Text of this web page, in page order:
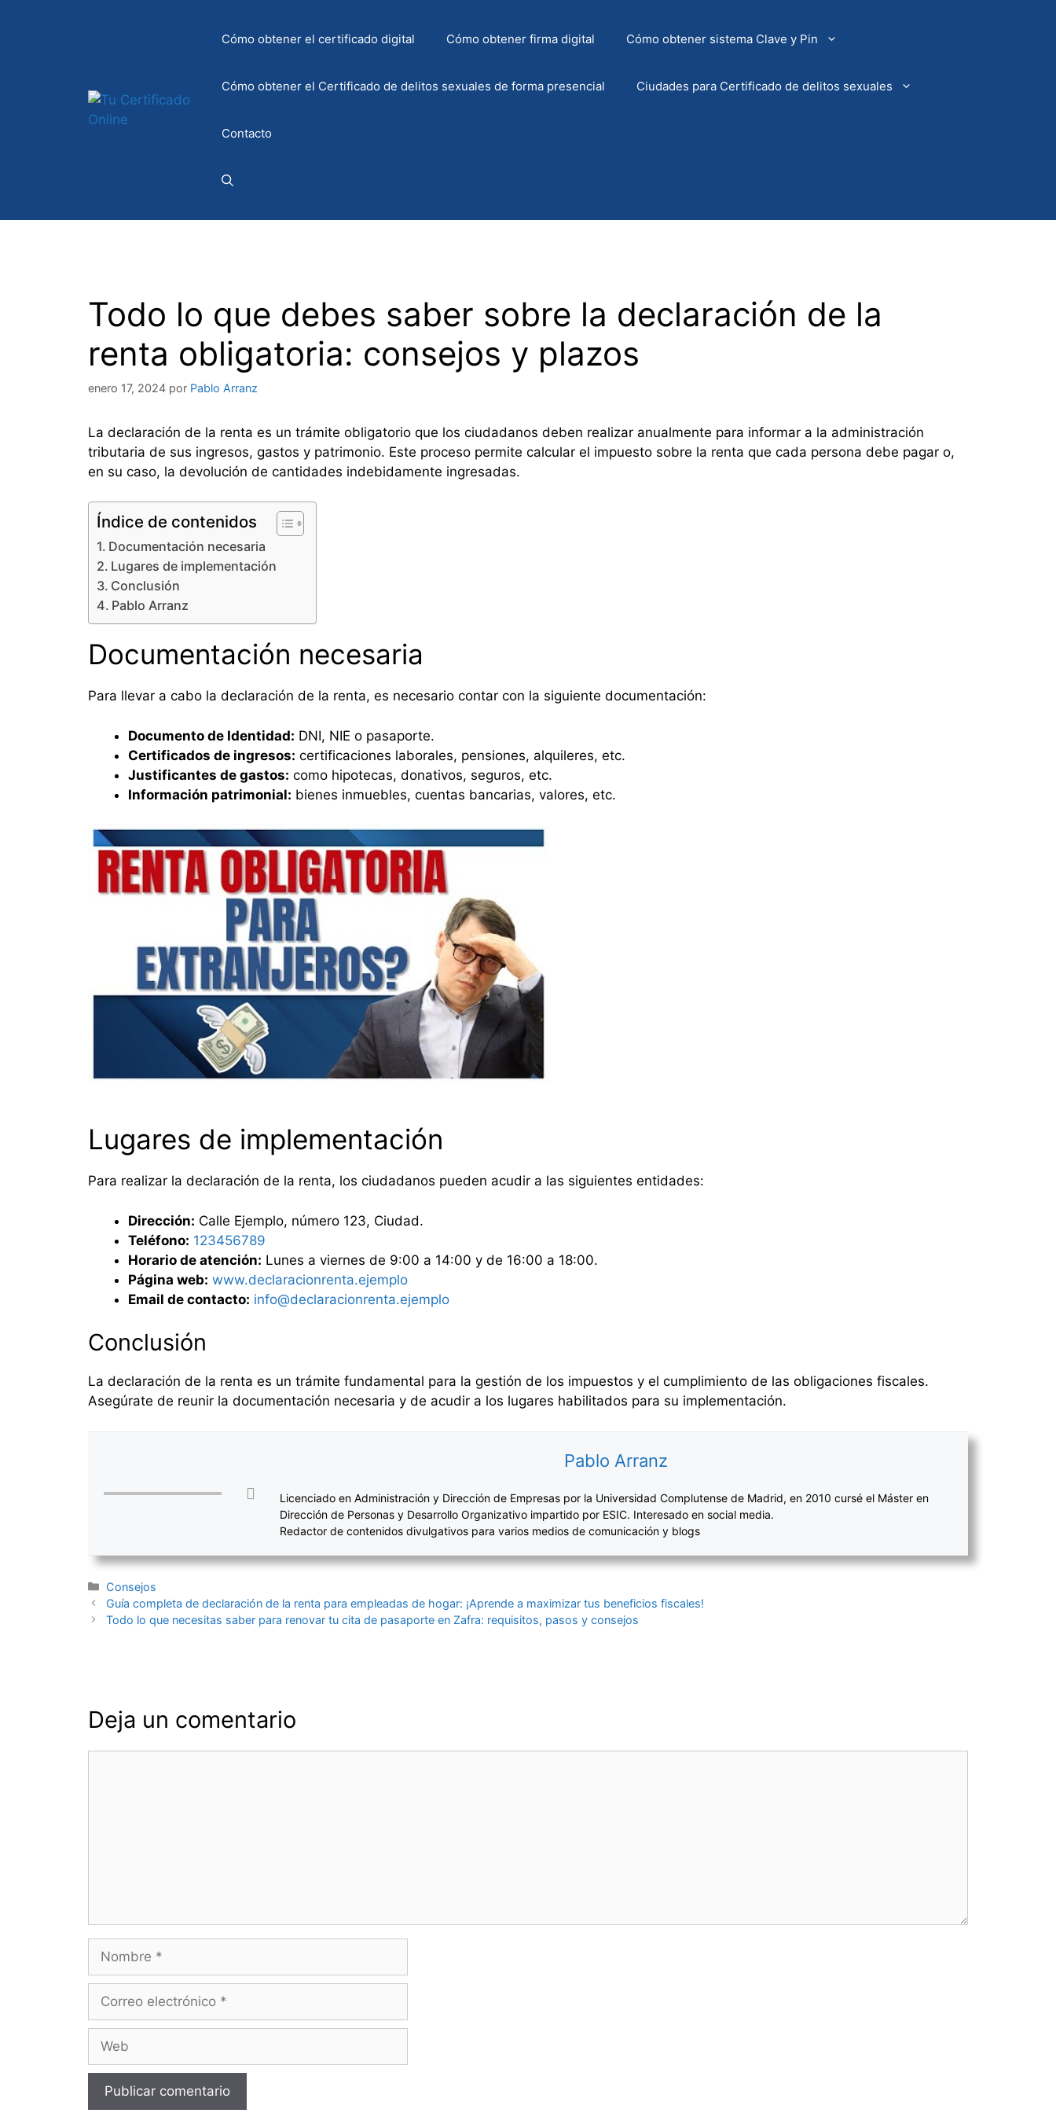
Cómo obtener el certificado digital Cómo obtener firma digital Cómo obtener sistema Clave y Pin
Cómo obtener el Certificado de delitos sexuales de forma presencial Ciudades para Certificado de delitos sexuales
Contacto
Todo lo que debes saber sobre la declaración de la
renta obligatoria: consejos y plazos
enero 17, 2024 por Pablo Arranz
La declaración de la renta es un trámite obligatorio que los ciudadanos deben realizar anualmente para informar a la administración
tributaria de sus ingresos, gastos y patrimonio. Este proceso permite calcular el impuesto sobre la renta que cada persona debe pagar o,
en su caso, la devolución de cantidades indebidamente ingresadas.
Índice de contenidos
Documentación necesaria
Lugares de implementación
Conclusión
Pablo Arranz
Documentación necesaria
Para llevar a cabo la declaración de la renta, es necesario contar con la siguiente documentación:
Documento de Identidad: DNI, NIE o pasaporte.
Certificados de ingresos: certificaciones laborales, pensiones, alquileres, etc.
Justificantes de gastos: como hipotecas, donativos, seguros, etc.
Información patrimonial: bienes inmuebles, cuentas bancarias, valores, etc.
Lugares de implementación
Para realizar la declaración de la renta, los ciudadanos pueden acudir a las siguientes entidades:
Dirección: Calle Ejemplo, número 123, Ciudad.
Teléfono: 123456789
Horario de atención: Lunes a viernes de 9:00 a 14:00 y de 16:00 a 18:00.
Página web: www.declaracionrenta.ejemplo
Email de contacto: info@declaracionrenta.ejemplo
Conclusión
La declaración de la renta es un trámite fundamental para la gestión de los impuestos y el cumplimiento de las obligaciones fiscales.
Asegúrate de reunir la documentación necesaria y de acudir a los lugares habilitados para su implementación.
Pablo Arranz
Licenciado en Administración y Dirección de Empresas por la Universidad Complutense de Madrid, en 2010 cursé el Máster en
Dirección de Personas y Desarrollo Organizativo impartido por ESIC. Interesado en social media.
Redactor de contenidos divulgativos para varios medios de comunicación y blogs
Categorías
Consejos
Navegación
de
Guía completa de declaración de la renta para empleadas de hogar: ¡Aprende a maximizar tus beneficios fiscales!
Todo lo que necesitas saber para renovar tu cita de pasaporte en Zafra: requisitos, pasos y consejos
Deja un comentario
electrónico